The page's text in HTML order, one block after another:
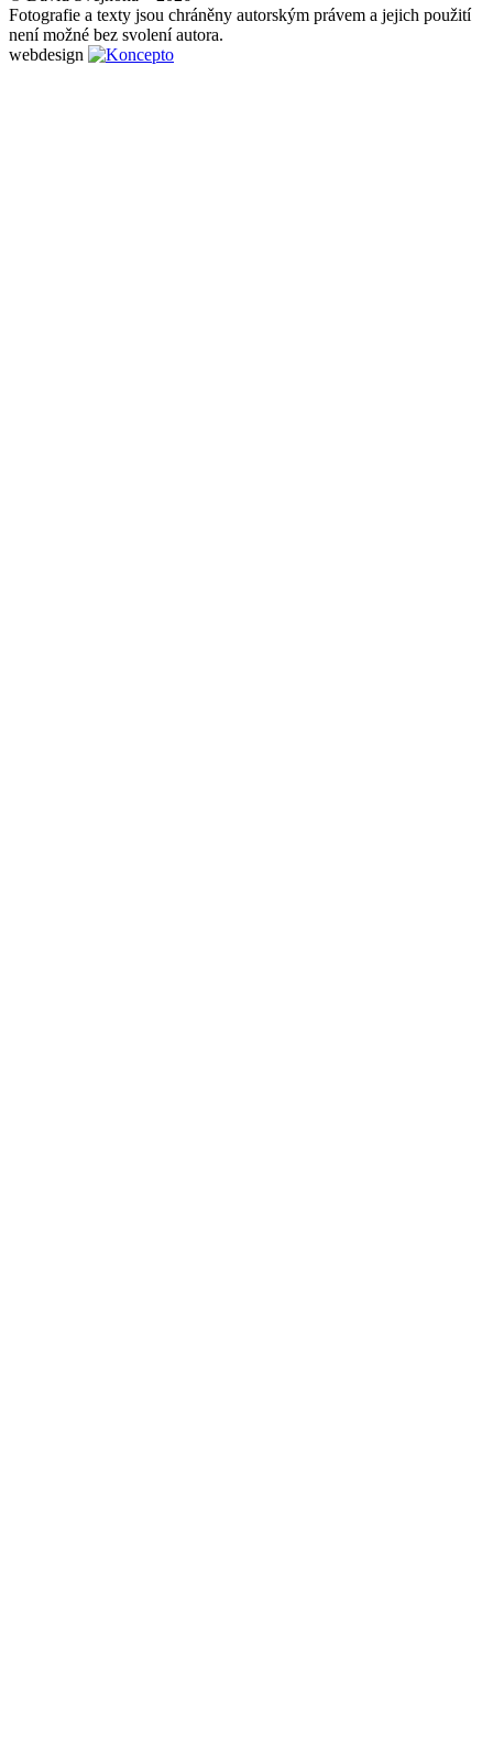
Fotografie a texty jsou chráněny autorským právem a jejich použití
není možné bez svolení autora.
webdesign